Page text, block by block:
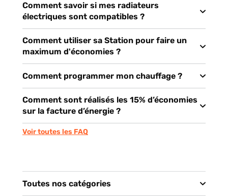
Comment savoir si mes radiateurs
électriques sont compatibles ?
Comment utiliser sa Station pour faire un
maximum d'économies ?
Comment programmer mon chauffage ?
Comment sont réalisés les 15% d’économies
sur la facture d’énergie ?
Voir toutes les FAQ
Toutes nos catégories